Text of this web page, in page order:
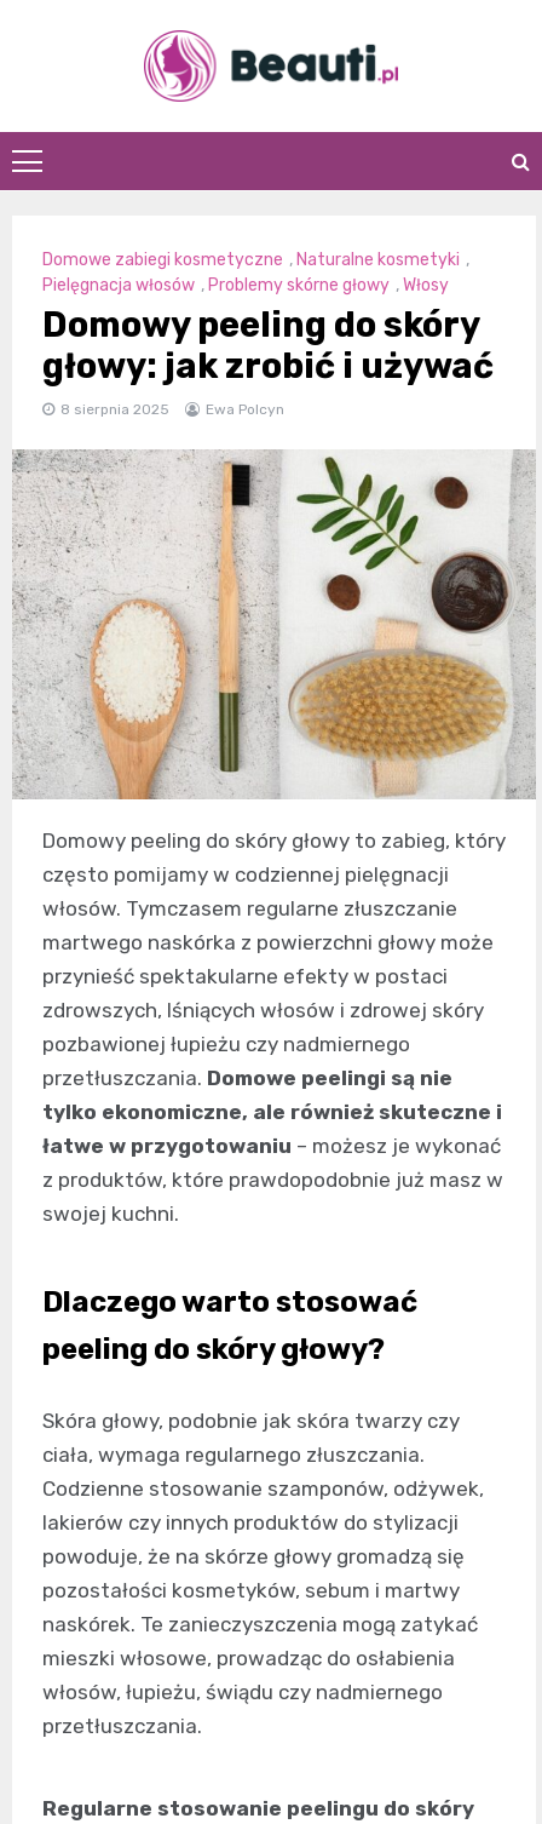
Beauti.pl
Domowe zabiegi kosmetyczne , Naturalne kosmetyki ,
Pielęgnacja włosów , Problemy skórne głowy ,Włosy
Domowy peeling do skóry
głowy: jak zrobić i używać
8 sierpnia 2025 Ewa Polcyn
Domowy peeling do skóry głowy to zabieg, który
często pomijamy w codziennej pielęgnacji
włosów. Tymczasem regularne złuszczanie
martwego naskórka z powierzchni głowy może
przynieść spektakularne efekty w postaci
zdrowszych, lśniących włosów i zdrowej skóry
pozbawionej łupieżu czy nadmiernego
przetłuszczania. Domowe peelingi są nie
tylko ekonomiczne, ale również skuteczne i
łatwe w przygotowaniu – możesz je wykonać
z produktów, które prawdopodobnie już masz w
swojej kuchni.
Dlaczego warto stosować
peeling do skóry głowy?
Skóra głowy, podobnie jak skóra twarzy czy
ciała, wymaga regularnego złuszczania.
Codzienne stosowanie szamponów, odżywek,
lakierów czy innych produktów do stylizacji
powoduje, że na skórze głowy gromadzą się
pozostałości kosmetyków, sebum i martwy
naskórek. Te zanieczyszczenia mogą zatykać
mieszki włosowe, prowadząc do osłabienia
włosów, łupieżu, świądu czy nadmiernego
przetłuszczania.
Regularne stosowanie peelingu do skóry